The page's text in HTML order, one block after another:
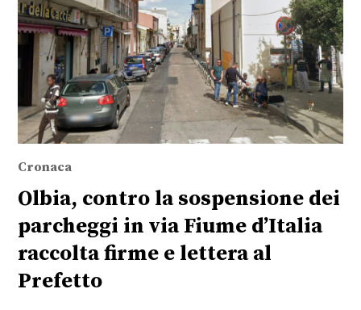
Cronaca
Olbia, contro la sospensione dei
parcheggi in via Fiume d’Italia
raccolta firme e lettera al
Prefetto